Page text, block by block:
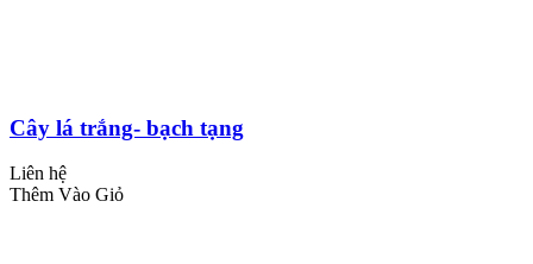
Cây lá trắng- bạch tạng
Liên hệ
Thêm Vào Giỏ